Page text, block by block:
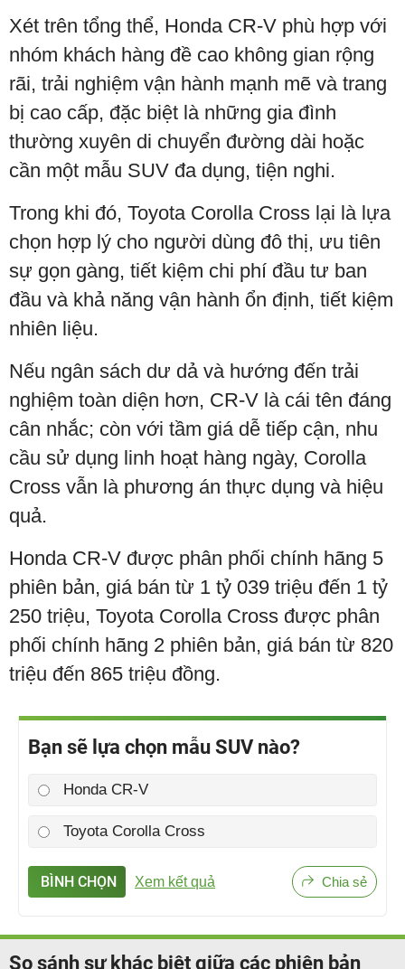
Xét trên tổng thể, Honda CR-V phù hợp với
nhóm khách hàng đề cao không gian rộng
rãi, trải nghiệm vận hành mạnh mẽ và trang
bị cao cấp, đặc biệt là những gia đình
thường xuyên di chuyển đường dài hoặc
cần một mẫu SUV đa dụng, tiện nghi.
Trong khi đó, Toyota Corolla Cross lại là lựa
chọn hợp lý cho người dùng đô thị, ưu tiên
sự gọn gàng, tiết kiệm chi phí đầu tư ban
đầu và khả năng vận hành ổn định, tiết kiệm
nhiên liệu.
Nếu ngân sách dư dả và hướng đến trải
nghiệm toàn diện hơn, CR-V là cái tên đáng
cân nhắc; còn với tầm giá dễ tiếp cận, nhu
cầu sử dụng linh hoạt hàng ngày, Corolla
Cross vẫn là phương án thực dụng và hiệu
quả.
Honda CR-V được phân phối chính hãng 5
phiên bản, giá bán từ 1 tỷ 039 triệu đến 1 tỷ
250 triệu, Toyota Corolla Cross được phân
phối chính hãng 2 phiên bản, giá bán từ 820
triệu đến 865 triệu đồng.
Bạn sẽ lựa chọn mẫu SUV nào?
Honda CR-V
Toyota Corolla Cross
BÌNH CHỌN Xem kết quả Chia sẻ
So sánh sự khác biệt giữa các phiên bản